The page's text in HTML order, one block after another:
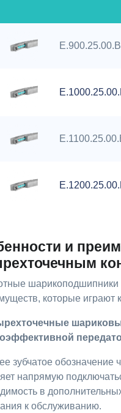
E.900.25.00.B
и
шарикоподшипники
которые играют
зубчатое обозначение
напрямую
в
к обслуживанию.